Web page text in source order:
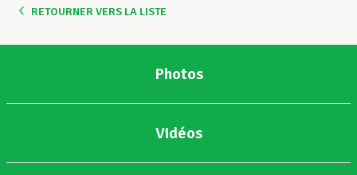
RETOURNER VERS LA LISTE
Photos
Vidéos